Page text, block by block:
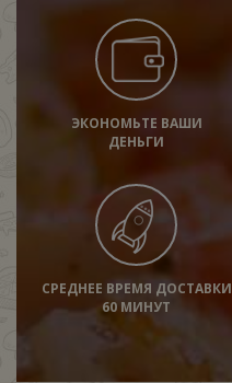
ЭКОНОМЬТЕ ВАШИ
ДЕНЬГИ
СРЕДНЕЕ ВРЕМЯ ДОСТАВКИ
60 МИНУТ